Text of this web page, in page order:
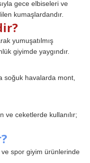
gece elbiseleri ve
kumaşlardandır.
yumuşatılmış
giyimde yaygındır.
soğuk havalarda mont,
ve ceketlerde kullanılır;
ve spor giyim ürünlerinde